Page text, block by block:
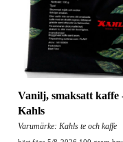
Vanilj, smaksatt kaffe
Kahls
Varumärke: Kahls te och kaffe